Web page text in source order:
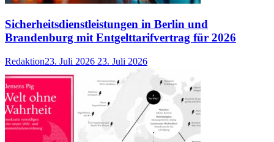
Sicherheitsdienstleistungen in Berlin und
Brandenburg mit Entgelttarifvertrag für 2026
Redaktion23. Juli 2026 23. Juli 2026